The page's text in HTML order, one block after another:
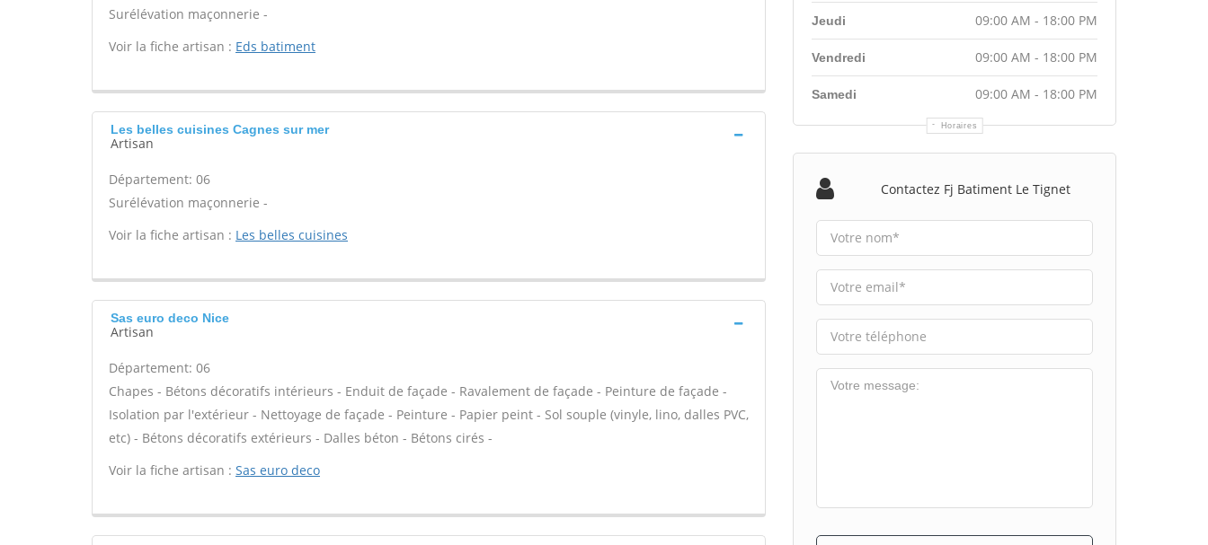
Surélévation maçonnerie -
Voir la fiche artisan : Eds batiment
Les belles cuisines Cagnes sur mer
Artisan
Département: 06
Surélévation maçonnerie -
Voir la fiche artisan : Les belles cuisines
Sas euro deco Nice
Artisan
Département: 06
Chapes - Bétons décoratifs intérieurs - Enduit de façade - Ravalement de façade - Peinture de façade -
Isolation par l'extérieur - Nettoyage de façade - Peinture - Papier peint - Sol souple (vinyle, lino, dalles PVC,
etc) - Bétons décoratifs extérieurs - Dalles béton - Bétons cirés -
Voir la fiche artisan : Sas euro deco
Horaires
Jeudi 09:00 AM - 18:00 PM
Vendredi 09:00 AM - 18:00 PM
Samedi 09:00 AM - 18:00 PM
Contactez Fj Batiment Le Tignet